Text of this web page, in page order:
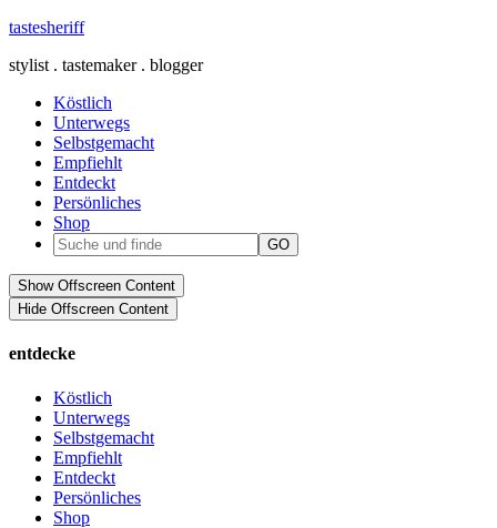
tastesheriff
stylist . tastemaker . blogger
Köstlich
Unterwegs
Selbstgemacht
Empfiehlt
Entdeckt
Persönliches
Shop
Show Offscreen Content
Hide Offscreen Content
entdecke
Köstlich
Unterwegs
Selbstgemacht
Empfiehlt
Entdeckt
Persönliches
Shop